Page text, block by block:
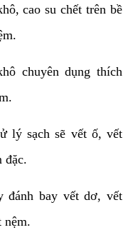
cao su chết trên bề
chuyên dụng thích
lý sạch sẽ vết ố, vết
đặc.
đánh bay vết dơ, vết
nệm.